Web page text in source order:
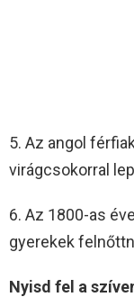
5. Az angol
virágcsokorral
6. Az 1800-as
gyerekek
Nyisd fel a